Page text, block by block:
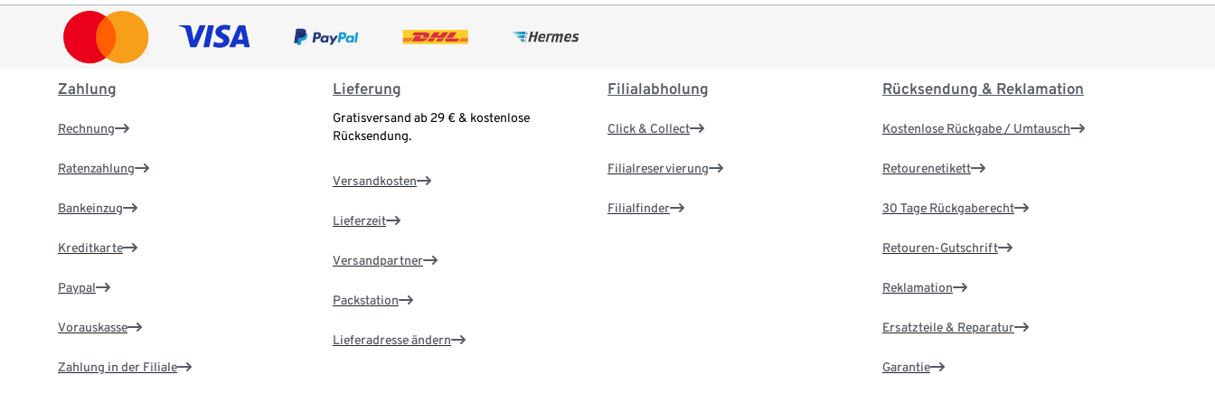
Zahlung
Rechnung
Ratenzahlung
Bankeinzug
Kreditkarte
Paypal
Vorauskasse
Zahlung in der Filiale
Lieferung
Gratisversand ab 29 € & kostenlose
Rücksendung.
Versandkosten
Lieferzeit
Versandpartner
Packstation
Lieferadresse ändern
Filialabholung
Click & Collect
Filialreservierung
Filialfinder
Rücksendung & Reklamation
Kostenlose Rückgabe / Umtausch
Retourenetikett
30 Tage Rückgaberecht
Retouren-Gutschrift
Reklamation
Ersatzteile & Reparatur
Garantie